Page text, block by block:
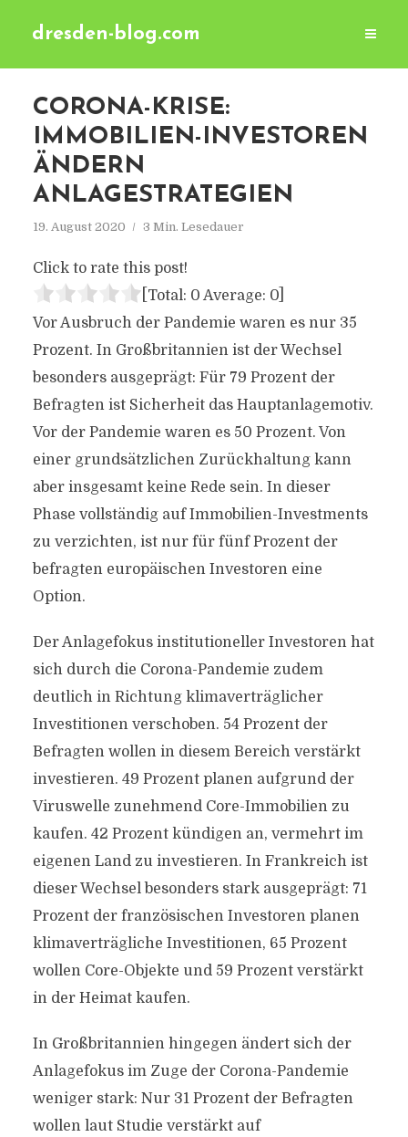
dresden-blog.com
CORONA-KRISE:
IMMOBILIEN-INVESTOREN
ÄNDERN
ANLAGESTRATEGIEN
19. August 2020 3 Min. Lesedauer
Click to rate this post!
[Total: 0 Average: 0]
Vor Ausbruch der Pandemie waren es nur 35
Prozent. In Großbritannien ist der Wechsel
besonders ausgeprägt: Für 79 Prozent der
Befragten ist Sicherheit das Hauptanlagemotiv.
Vor der Pandemie waren es 50 Prozent. Von
einer grundsätzlichen Zurückhaltung kann
aber insgesamt keine Rede sein. In dieser
Phase vollständig auf Immobilien-Investments
zu verzichten, ist nur für fünf Prozent der
befragten europäischen Investoren eine
Option.
Der Anlagefokus institutioneller Investoren hat
sich durch die Corona-Pandemie zudem
deutlich in Richtung klimaverträglicher
Investitionen verschoben. 54 Prozent der
Befragten wollen in diesem Bereich verstärkt
investieren. 49 Prozent planen aufgrund der
Viruswelle zunehmend Core-Immobilien zu
kaufen. 42 Prozent kündigen an, vermehrt im
eigenen Land zu investieren. In Frankreich ist
dieser Wechsel besonders stark ausgeprägt: 71
Prozent der französischen Investoren planen
klimaverträgliche Investitionen, 65 Prozent
wollen Core-Objekte und 59 Prozent verstärkt
in der Heimat kaufen.
In Großbritannien hingegen ändert sich der
Anlagefokus im Zuge der Corona-Pandemie
weniger stark: Nur 31 Prozent der Befragten
wollen laut Studie verstärkt auf